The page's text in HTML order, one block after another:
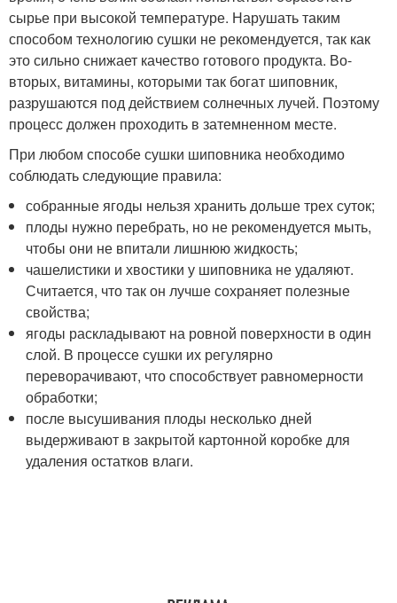
сырье при высокой температуре. Нарушать таким
способом технологию сушки не рекомендуется, так как
это сильно снижает качество готового продукта. Во-
вторых, витамины, которыми так богат шиповник,
разрушаются под действием солнечных лучей. Поэтому
процесс должен проходить в затемненном месте.
При любом способе сушки шиповника необходимо
соблюдать следующие правила:
собранные ягоды нельзя хранить дольше трех суток;
плоды нужно перебрать, но не рекомендуется мыть,
чтобы они не впитали лишнюю жидкость;
чашелистики и хвостики у шиповника не удаляют.
Считается, что так он лучше сохраняет полезные
свойства;
ягоды раскладывают на ровной поверхности в один
слой. В процессе сушки их регулярно
переворачивают, что способствует равномерности
обработки;
после высушивания плоды несколько дней
выдерживают в закрытой картонной коробке для
удаления остатков влаги.